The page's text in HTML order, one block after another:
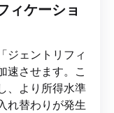
ィケーショ
ジェントリフィ
速させます。こ
、より所得水準
れ替わりが発生